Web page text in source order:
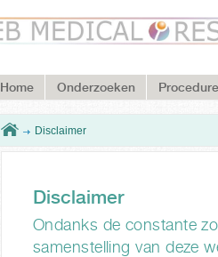
Home Onderzoeken Procedure
You are here
Disclaimer
Disclaimer
Ondanks de constante
samenstelling van deze